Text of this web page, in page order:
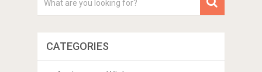
CATEGORIES